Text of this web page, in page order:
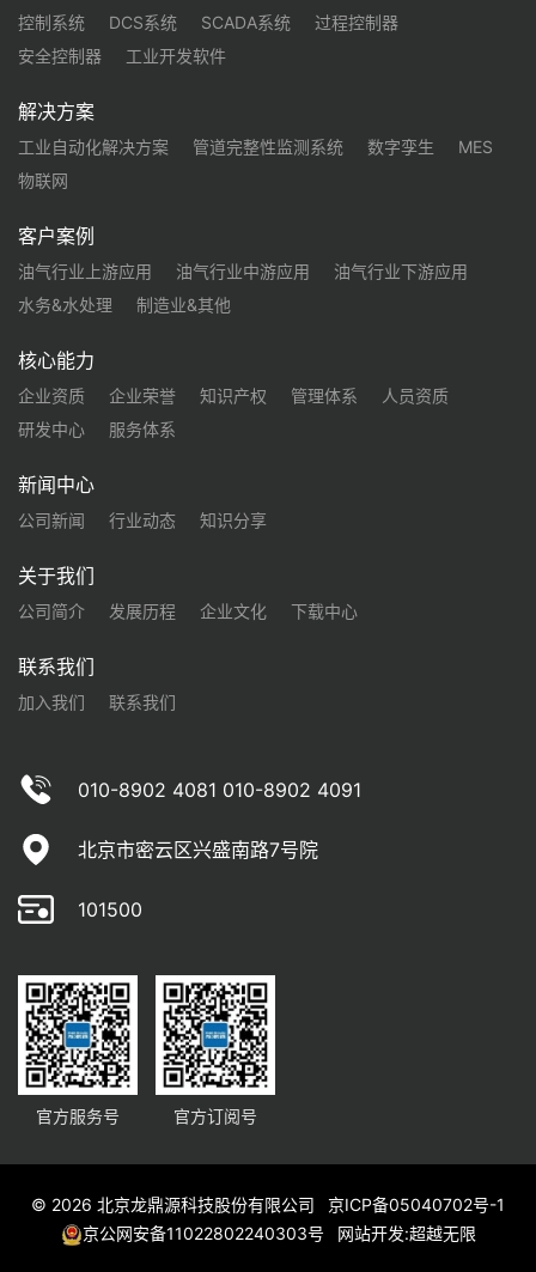
控制系统 DCS系统 SCADA系统
过程控制器
安全控制器
工业开发软件
解决方案
工业自动化解决方案 管道完整性监测系统 数字孪生
MES
物联网
客户案例
油气行业上游应用 油气行业中游应用
油气行业下游应用
水务&水处理
制造业&其他
核心能力
企业资质 企业荣誉 知识产权 管理体系
人员资质
研发中心
服务体系
新闻中心
公司新闻 行业动态 知识分享
关于我们
公司简介 发展历程 企业文化 下载中心
联系我们
加入我们 联系我们
010-8902 4081 010-8902 4091
北京市密云区兴盛南路7号院
101500
官方服务号 官方订阅号
© 2026 北京龙鼎源科技股份有限公司
京ICP备05040702号-1
京公网安备11022802240303号
网站开发:超越无限